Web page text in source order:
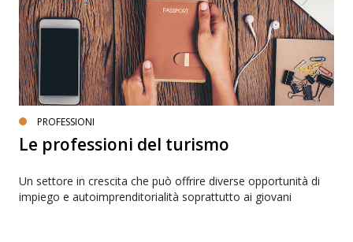
PROFESSIONI
Le professioni del turismo
Un settore in crescita che può offrire diverse opportunità di
impiego e autoimprenditorialità soprattutto ai giovani